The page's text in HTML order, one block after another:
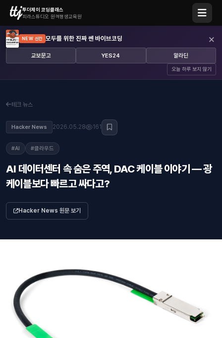
투더제이 코딩클래스
피라스튜디오 원격평생교육원
NEW 신간 모두를 위한 진짜 쎈 바이브코딩
교보문고 YES24 알라딘
오늘 하루 보지 않기
×
테크 뉴스
Hacker News 2026.05.28 161
#AI #클라우드
AI 데이터센터 속 숨은 주역, DAC 케이블 이야기 — 광
케이블보다 빠르고 싸다고?
Hacker News 원문 보기